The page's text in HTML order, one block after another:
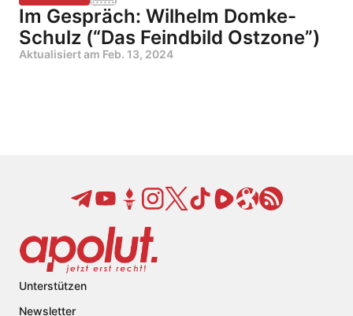
Im Gespräch: Wilhelm Domke-
Schulz (“Das Feindbild Ostzone”)
Aktualisiert am Feb. 13, 2024
Unterstützen
Newsletter